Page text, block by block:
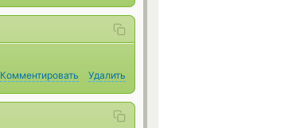
Комментировать Удалить